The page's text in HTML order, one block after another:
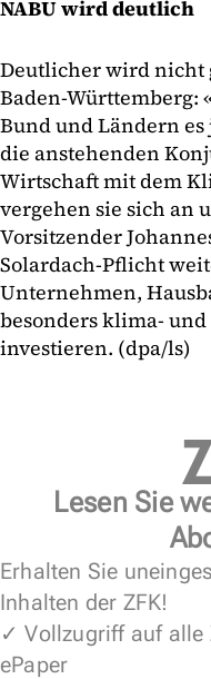
NABU wird deutlich
Deutlicher wird nicht
Baden-Württemberg:
Bund und Ländern
die anstehenden
Wirtschaft mit dem
vergehen sie sich an
Vorsitzender
Solardach-Pflicht
Unternehmen,
besonders klima-
investieren. (dpa/ls)
Lesen Sie
Erhalten Sie
Inhalten der ZFK!
✓ Vollzugriff auf alle
ePaper